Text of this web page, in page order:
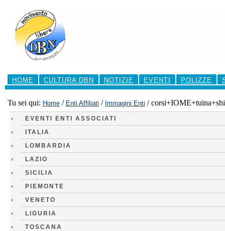
contenuti.
navigazione
Sezioni
HOME
CULTURA DBN NOTIZIE EVENTI POLIZZE
Tu sei qui: Home / Enti Affiliati / Immagini Enti /
EVENTI ENTI ASSOCIATI
ITALIA
LOMBARDIA
LAZIO
SICILIA
PIEMONTE
VENETO
LIGURIA
TOSCANA